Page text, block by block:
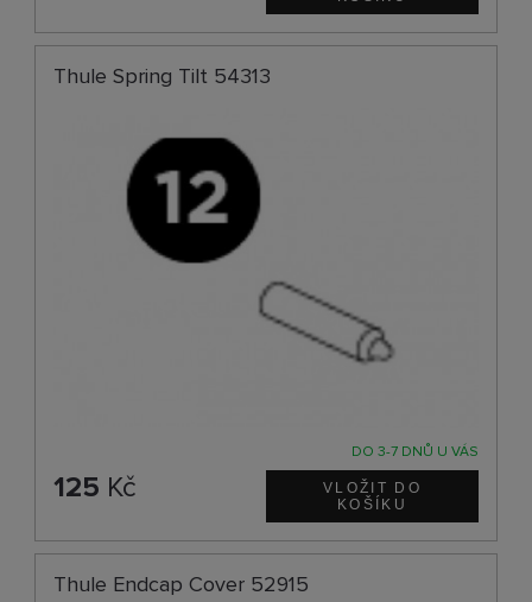
Thule Spring Tilt 54313
DO 3-7 DNŮ U VÁS
125 Kč
Thule Endcap Cover 52915